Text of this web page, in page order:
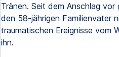
Tränen. Seit dem Anschlag
den 58-jährigen Familienvater
traumatischen Ereignisse vom
ihn.